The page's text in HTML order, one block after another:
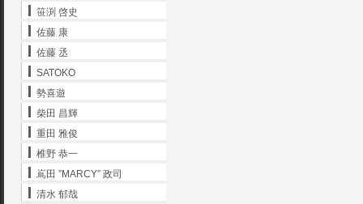
笹渕 啓史
佐藤 康
佐藤 丞
SATOKO
勢喜遊
柴田 昌輝
重田 雅俊
椎野 恭一
嶌田 ”MARCY” 政司
清水 郁哉